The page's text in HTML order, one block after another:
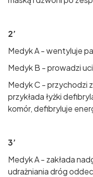
2’
Medyk A - wentyluje
Medyk B - prowadzi
Medyk C - przychodzi
przykłada łyżki
komór, defibryluje
3’
Medyk A - zakłada
udrażniania dróg